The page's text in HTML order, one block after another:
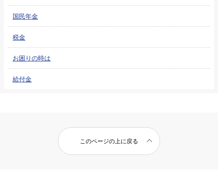
国民年金
税金
お困りの時は
給付金
このページの上に戻る